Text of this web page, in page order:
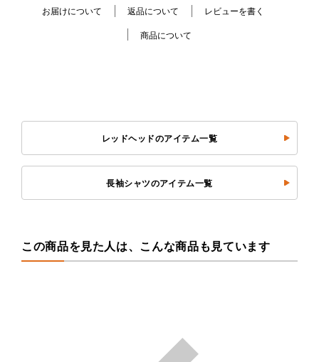
お届けについて 返品について レビューを書く
商品について
レッドヘッドのアイテム一覧
長袖シャツのアイテム一覧
この商品を見た人は、こんな商品も見ています